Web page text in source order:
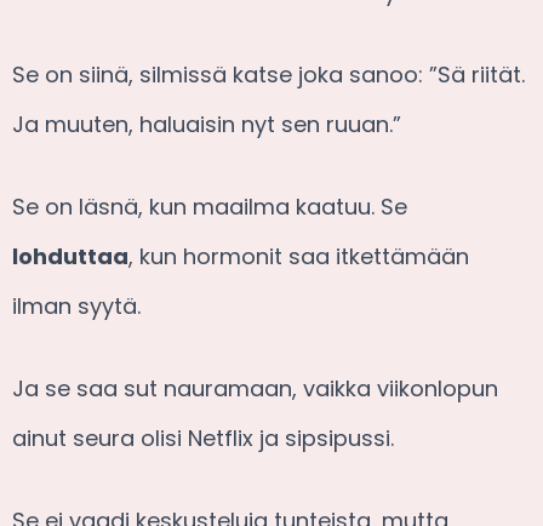
Se on siinä, silmissä katse joka sanoo: ”Sä riität.
Ja muuten, haluaisin nyt sen ruuan.”
Se on läsnä, kun maailma kaatuu. Se
lohduttaa, kun hormonit saa itkettämään
ilman syytä.
Ja se saa sut nauramaan, vaikka viikonlopun
ainut seura olisi Netflix ja sipsipussi.